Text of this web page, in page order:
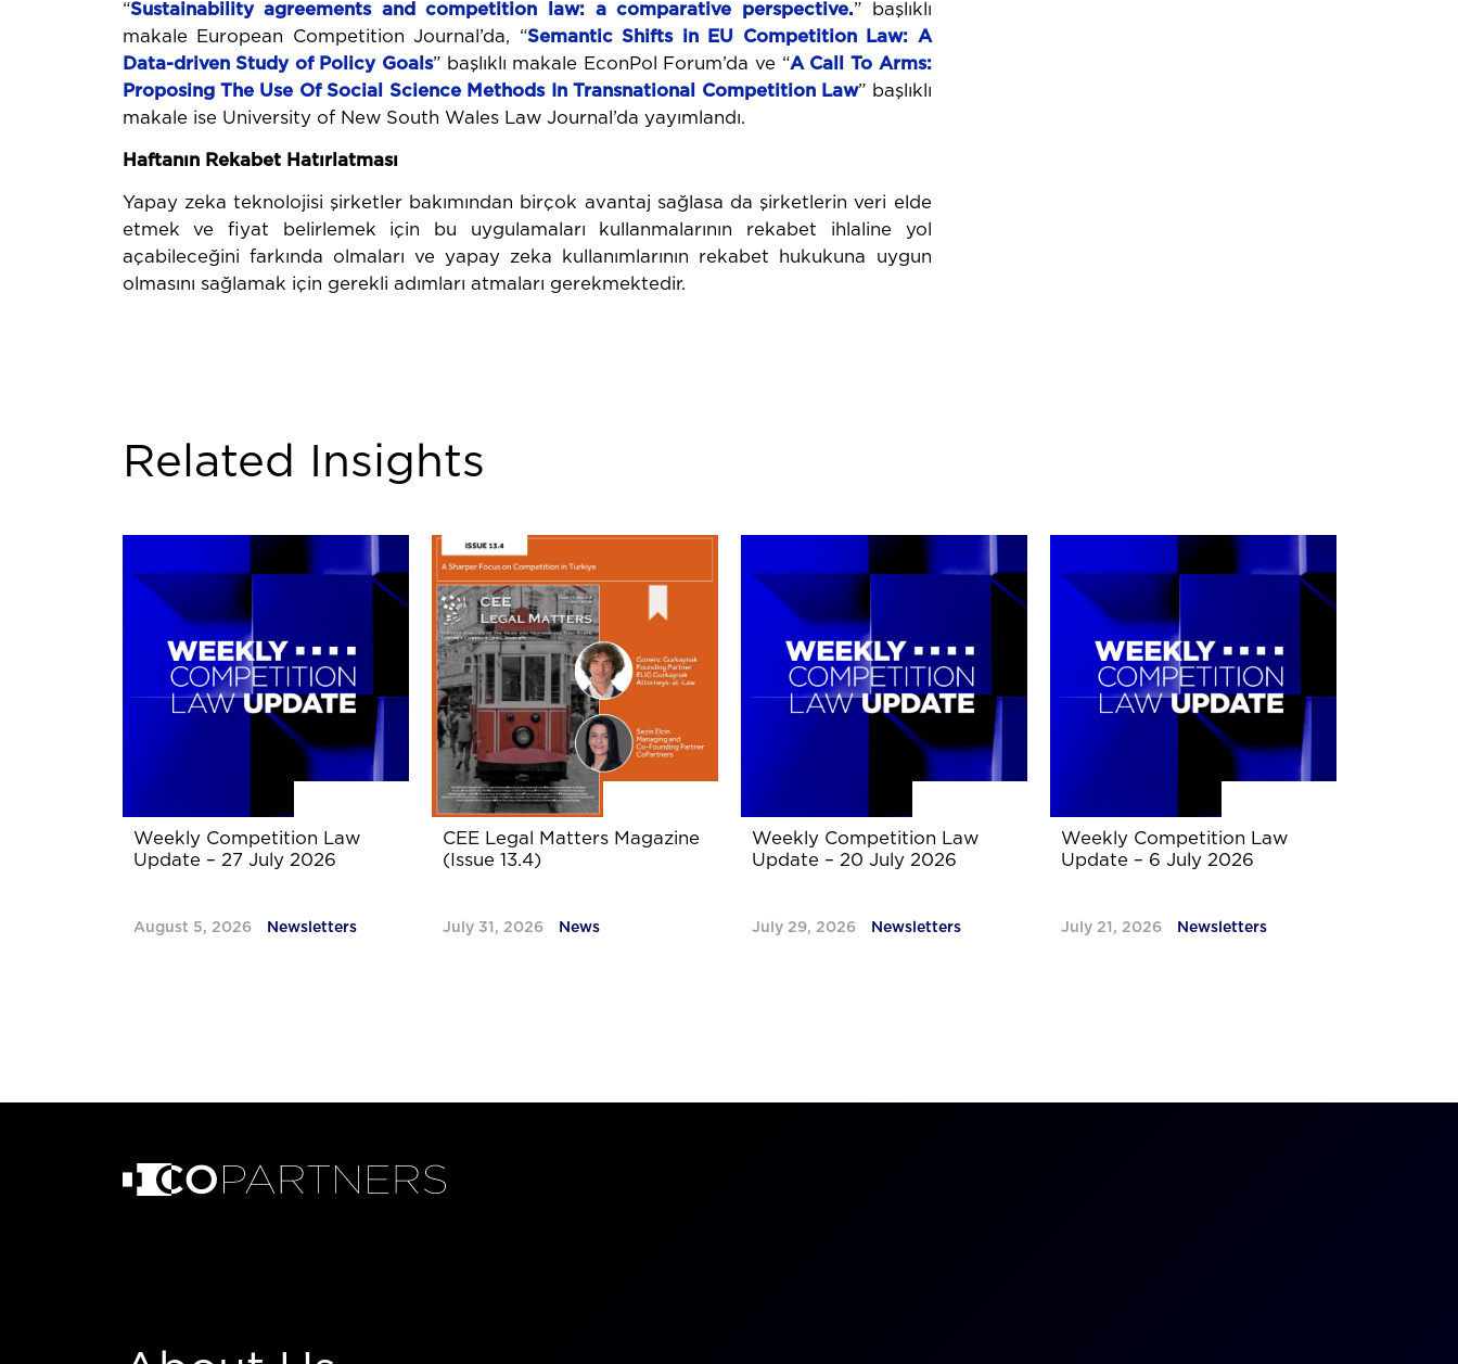
“Sustainability agreements and competition law: a comparative perspective.” başlıklı
makale European Competition Journal’da, “Semantic Shifts in EU Competition Law: A
Data-driven Study of Policy Goals” başlıklı makale EconPol Forum’da ve “A Call To Arms:
Proposing The Use Of Social
Science Methods In Transnational Competition Law” başlıklı
makale ise University of New South Wales Law Journal’da yayımlandı.
Haftanın Rekabet Hatırlatması
Yapay zeka teknolojisi şirketler bakımından birçok avantaj sağlasa da şirketlerin veri elde
etmek ve fiyat belirlemek için bu uygulamaları kullanmalarının rekabet ihlaline yol
açabileceğini farkında olmaları ve yapay zeka kullanımlarının rekabet hukukuna uygun
olmasını sağlamak için gerekli adımları atmaları gerekmektedir.
Related Insights
Weekly Competition Law
Update – 27 July 2026
August 5, 2026 Newsletters
CEE Legal Matters Magazine
(Issue 13.4)
July 31, 2026 News
Weekly Competition Law
Update – 20 July 2026
July 29, 2026 Newsletters
Weekly Competition Law
Update – 6 July 2026
July 21, 2026 Newsletters